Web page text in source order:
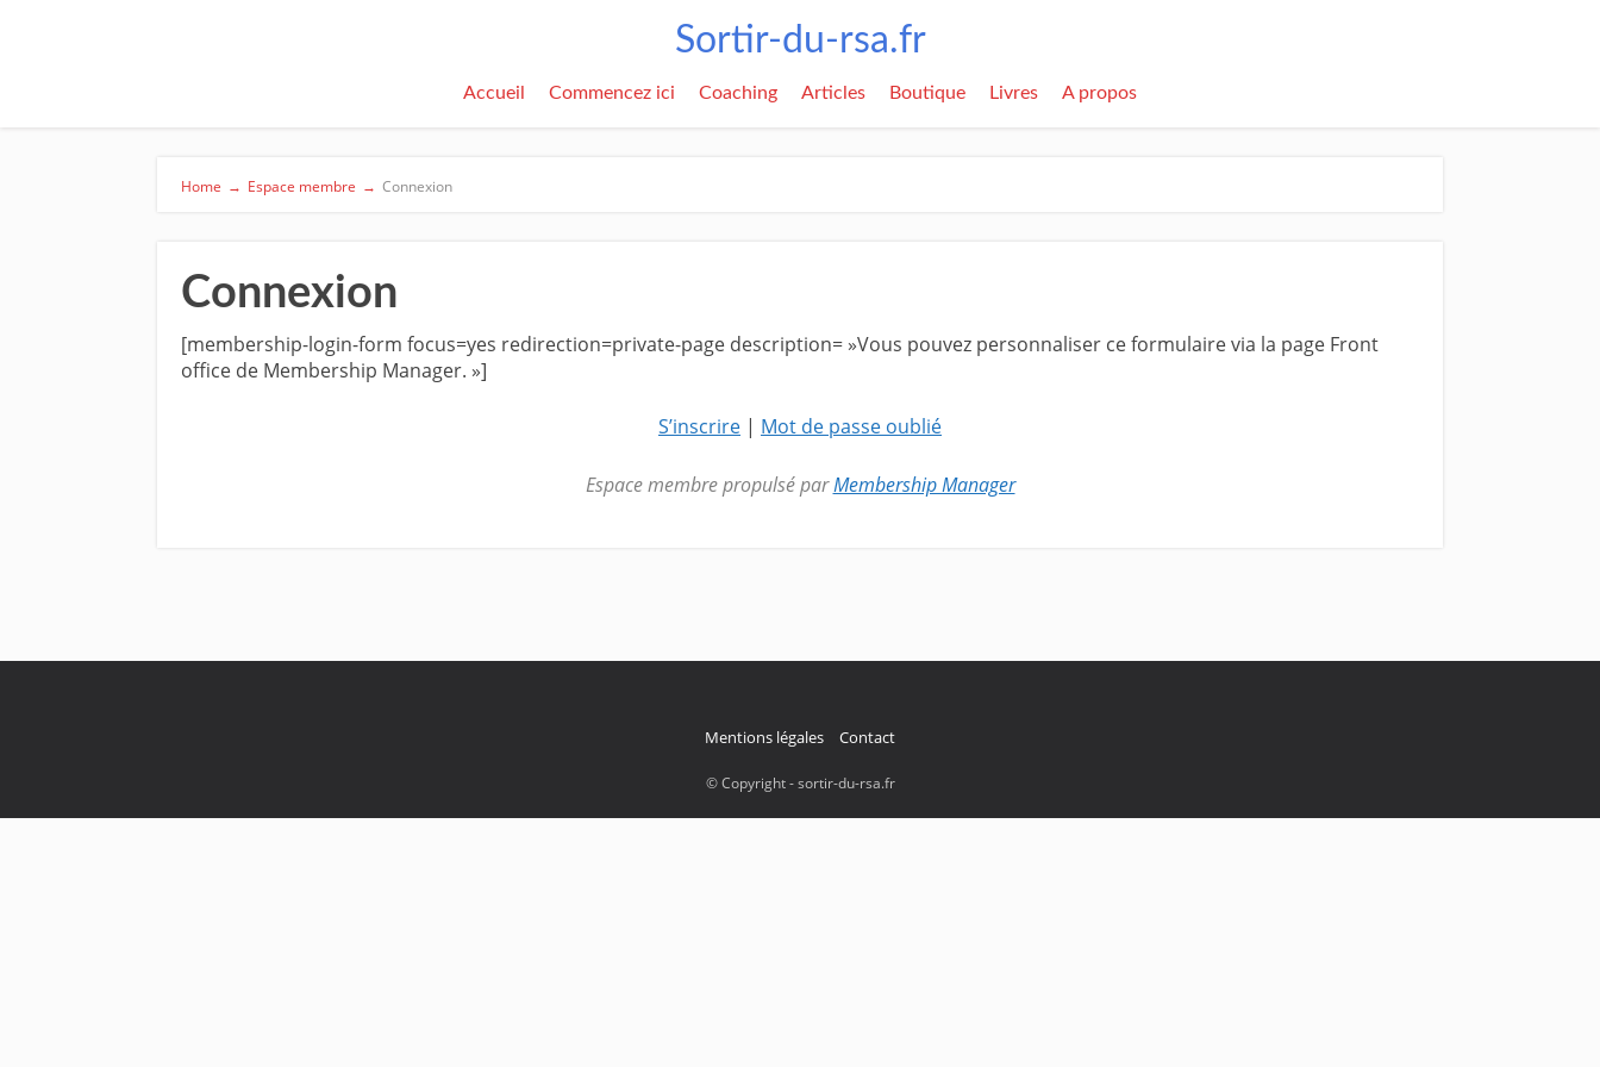
Sortir-du-rsa.fr
Accueil Commencez ici Coaching Articles Boutique Livres A propos
Home → Espace membre → Connexion
Connexion
[membership-login-form focus=yes redirection=private-page description= »Vous pouvez personnaliser ce formulaire via la page Front
office de Membership Manager. »]
S’inscrire | Mot de passe oublié
Espace membre propulsé parMembership Manager
Mentions légales Contact
© Copyright - sortir-du-rsa.fr